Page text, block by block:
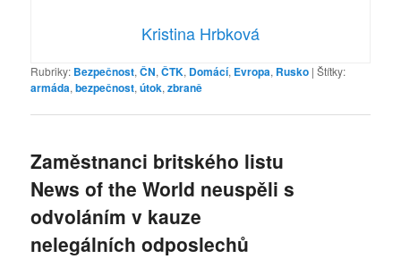
Kristina Hrbková
Rubriky: Bezpečnost,ČN,ČTK, Domácí, Evropa, Rusko |Štítky:
armáda,bezpečnost,útok,zbraně
Zaměstnanci britského listu
News of the World neuspěli s
odvoláním v kauze
nelegálních odposlechů